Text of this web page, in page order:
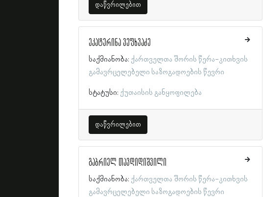
დაწვრილებით
ეკატერინა ვეფხვაძე
საქმიანობა: ქართველთა შორის წერა-კითხვის
გამავრცელებელი საზოგადოების წევრი
სტატუსი: ქუთაისის განყოფილება
დაწვრილებით
გაბრიელ თავდიდიშვილი
საქმიანობა: ქართველთა შორის წერა-კითხვის
გამავრცელებელი საზოგადოების წევრი